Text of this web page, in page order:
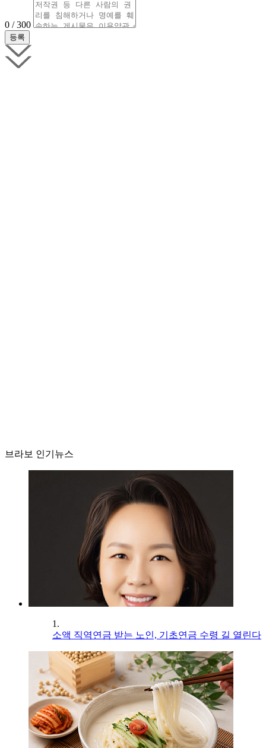
0 / 300
브라보 인기뉴스
1.
소액 직역연금 받는 노인, 기초연금 수령 길 열린다